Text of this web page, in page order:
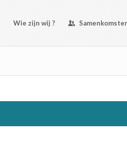
Wie zijn wij ?